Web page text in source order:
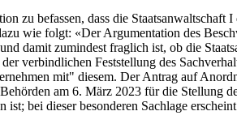
zu befassen, dass die Staatsanwaltschaft
wie folgt: «Der Argumentation des
damit zumindest fraglich ist, ob die
verbindlichen Feststellung des
mit" diesem. Der Antrag auf
am 6. März 2023 für die Stellung
bei dieser besonderen Sachlage